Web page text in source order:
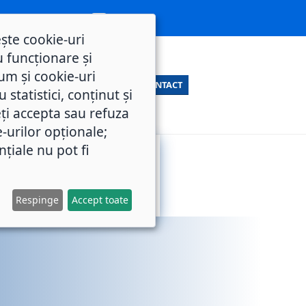
CONTACT
cookie-uri
funcționare și
și cookie-uri
statistici, conținut și
accepta sau refuza
urilor opționale;
nu pot fi
Respinge Accept toate